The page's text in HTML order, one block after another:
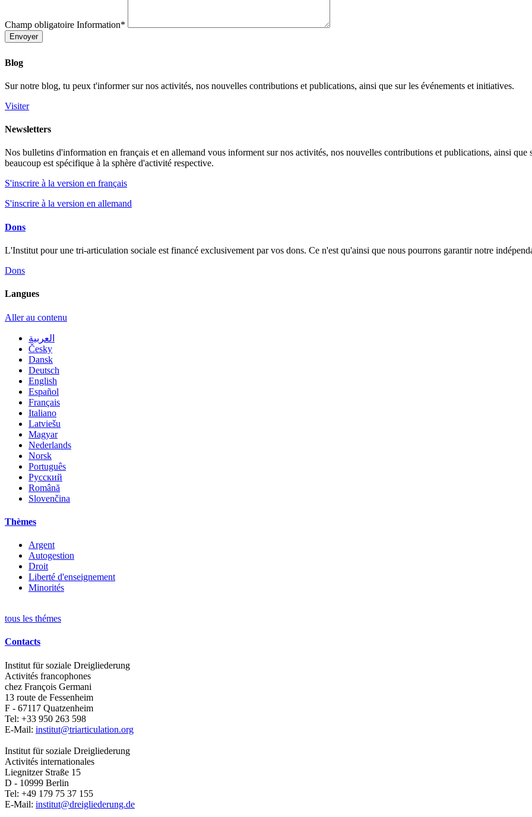
Champ obligatoire Information*
Envoyer
Blog
Sur notre blog, tu peux t'informer sur nos activités, nos nouvelles contributions et publications, ainsi que sur les événements et initiatives.
Visiter
Newsletters
Nos bulletins d'information en français et en allemand vous informent sur nos activités, nos nouvelles contributions et publications, ainsi que
beaucoup est spécifique à la sphère d'activité respective.
S'inscrire à la version en français
S'inscrire à la version en allemand
Dons
L'Institut pour une tri-articulation sociale est financé exclusivement par vos dons. Ce n'est qu'ainsi que nous pourrons garantir notre
Dons
Langues
Aller au contenu
العربية
Česky
Dansk
Deutsch
English
Español
Français
Italiano
Latviešu
Magyar
Nederlands
Norsk
Português
Русский
Română
Slovenčina
Thèmes
Argent
Autogestion
Droit
Liberté d'enseignement
Minorités
tous les thémes
Contacts
Institut für soziale Dreigliederung
Activités francophones
chez François Germani
13 route de Fessenheim
F - 67117 Quatzenheim
Tel: +33 950 263 598
E-Mail: institut@triarticulation.org
Institut für soziale Dreigliederung
Activités internationales
Liegnitzer Straße 15
D - 10999 Berlin
Tel: +49 179 75 37 155
E-Mail: institut@dreigliederung.de